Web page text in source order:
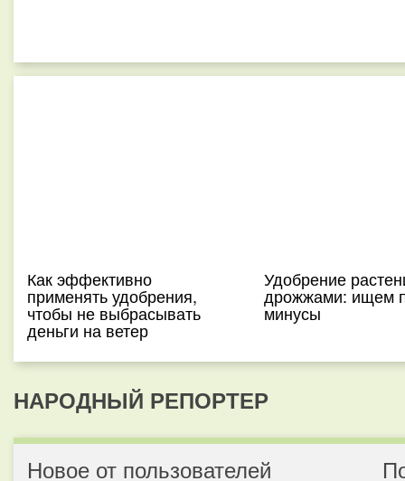
Как эффективно
применять удобрения,
чтобы не выбрасывать
деньги на ветер
Удобрение
дрожжами: ищем
минусы
НАРОДНЫЙ РЕПОРТЕР
Новое от пользователей